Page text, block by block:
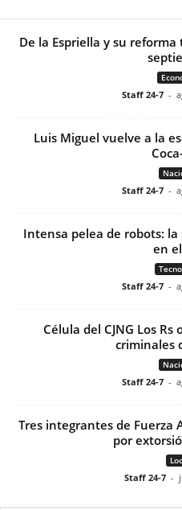
De la Espriella y su
Staff 24-7 -
Luis Miguel vuelve a la
Staff 24-7 -
Intensa pelea de robots:
en
Staff 24-7 -
Célula del CJNG Los
criminales
Staff 24-7 -
Tres integrantes de Fuerza
por
Staff 24-7 -